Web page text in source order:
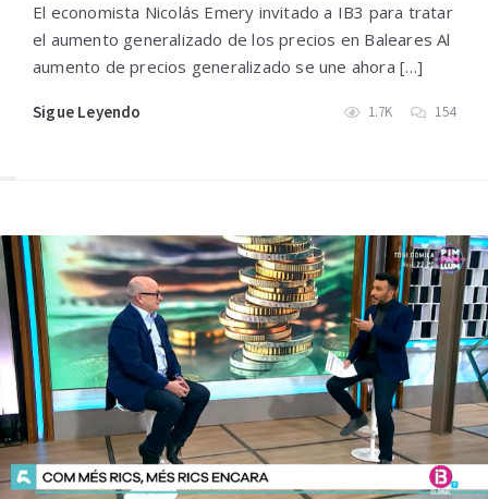
El economista Nicolás Emery invitado a IB3 para tratar
el aumento generalizado de los precios en Baleares Al
aumento de precios generalizado se une ahora […]
Sigue Leyendo 1.7K 154